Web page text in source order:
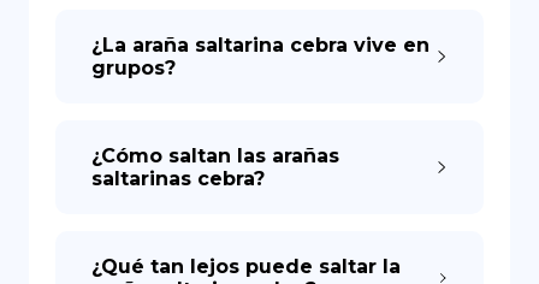
¿La araña saltarina cebra vive en
grupos?
¿Cómo saltan las arañas
saltarinas cebra?
¿Qué tan lejos puede saltar la